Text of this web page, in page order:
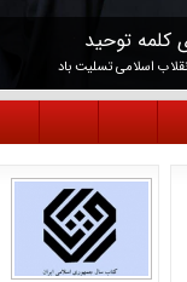
کلمه توحید
اسلامی تسلیت باد